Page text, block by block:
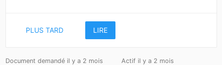
PLUS TARD LIRE
Document demandé il y a 2 mois
Actif il y a 2 mois